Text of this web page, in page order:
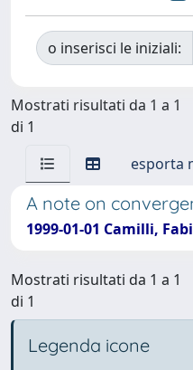
o inserisci le iniziali:
Mostrati risultati da 1 a 1
di 1
esporta
A note on
1999-01-01 Camilli,
Mostrati risultati da 1 a 1
di 1
Legenda icone